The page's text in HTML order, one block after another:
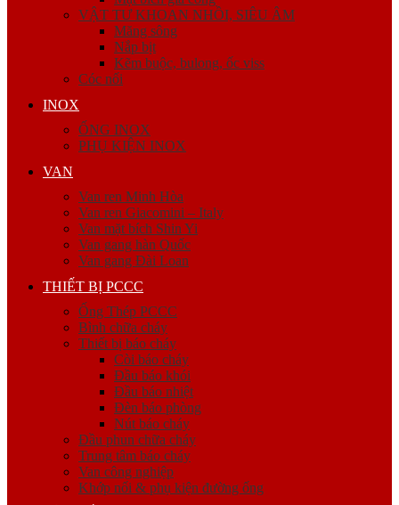
VẬT TƯ KHOAN NHỒI, SIÊU ÂM
Măng sông
Nắp bịt
Kẽm buộc, bulong, ốc viss
Cóc nối
INOX
ỐNG INOX
PHỤ KIỆN INOX
VAN
Van ren Minh Hòa
Van ren Giacomini – Italy
Van mặt bích Shin Yi
Van gang hàn Quốc
Van gang Đài Loan
THIẾT BỊ PCCC
Ống Thép PCCC
Bình chữa cháy
Thiết bị báo cháy
Còi báo cháy
Đầu báo khói
Đầu báo nhiệt
Đèn báo phòng
Nút báo cháy
Đầu phun chữa cháy
Trung tâm báo cháy
Van công nghiệp
Khớp nối & phụ kiện đường ống